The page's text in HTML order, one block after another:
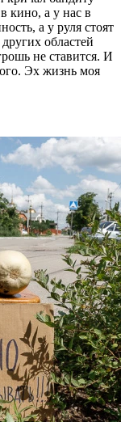
кино, а у нас в
а у руля стоят
областей
не ставится. И
Эх жизнь моя